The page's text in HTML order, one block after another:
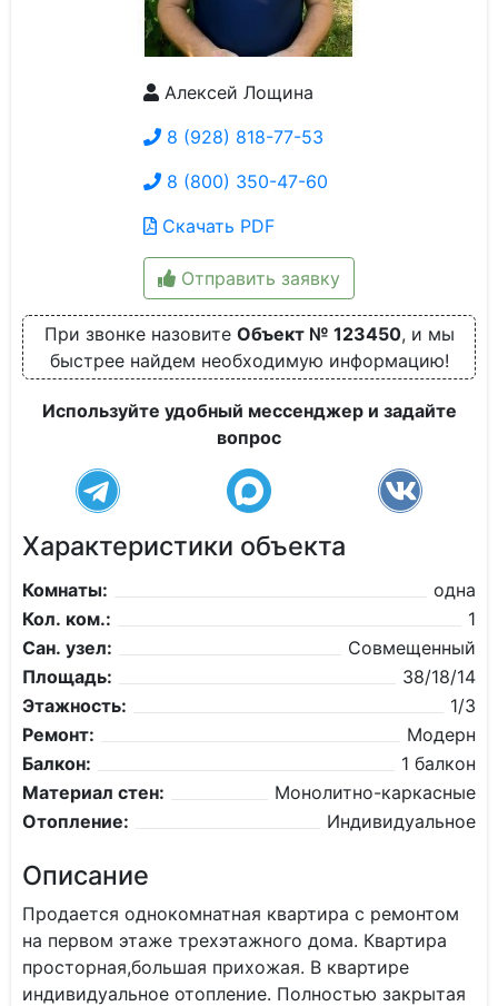
Алексей Лощина
8 (928) 818-77-53
8 (800) 350-47-60
Скачать PDF
Отправить заявку
При звонке назовите Объект № 123450, и мы
быстрее найдем необходимую информацию!
Используйте удобный мессенджер и задайте
вопрос
Характеристики объекта
Комнаты:
одна
Кол. ком.:
1
Сан. узел:
Совмещенный
Площадь:
38/18/14
Этажность:
1/3
Ремонт:
Модерн
Балкон:
1 балкон
Материал стен:
Монолитно-каркасные
Отопление:
Индивидуальное
Описание
Продается однокомнатная квартира с ремонтом
на первом этаже трехэтажного дома. Квартира
просторная,большая прихожая. В квартире
индивидуальное отопление. Полностью закрытая